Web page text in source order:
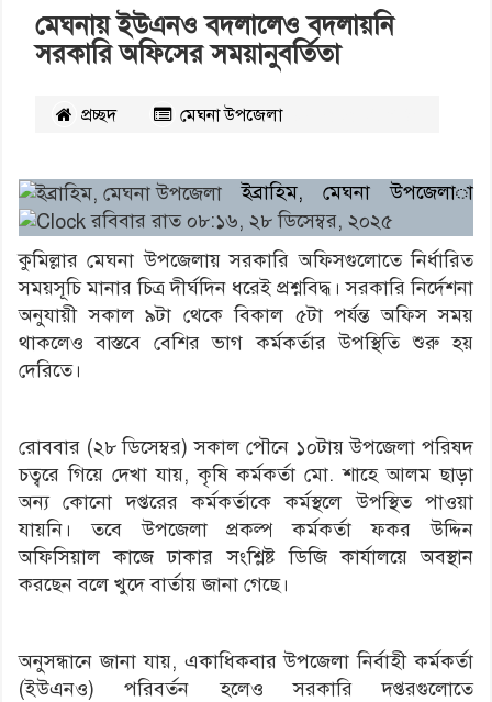
মেঘনায় ইউএনও বদলালেও বদলায়নি
সরকারি অফিসের সময়ানুবর্তিতা
প্রচ্ছদ মেঘনা উপজেলা
ইব্রাহিম, মেঘনা উপজেলা
রবিবার রাত ০৮:১৬, ২৮ ডিসেম্বর, ২০২৫
কুমিল্লার মেঘনা উপজেলায় সরকারি অফিসগুলোতে নির্ধারিত
সময়সূচি মানার চিত্র দীর্ঘদিন ধরেই প্রশ্নবিদ্ধ। সরকারি নির্দেশনা
অনুযায়ী সকাল ৯টা থেকে বিকাল ৫টা পর্যন্ত অফিস সময়
থাকলেও বাস্তবে বেশির ভাগ কর্মকর্তার উপস্থিতি শুরু হয়
দেরিতে।
রোববার (২৮ ডিসেম্বর) সকাল পৌনে ১০টায় উপজেলা পরিষদ
চত্বরে গিয়ে দেখা যায়, কৃষি কর্মকর্তা মো. শাহে আলম ছাড়া
অন্য কোনো দপ্তরের কর্মকর্তাকে কর্মস্থলে উপস্থিত পাওয়া
যায়নি। তবে উপজেলা প্রকল্প কর্মকর্তা ফকর উদ্দিন
অফিসিয়াল কাজে ঢাকার সংশ্লিষ্ট ডিজি কার্যালয়ে অবস্থান
করছেন বলে খুদে বার্তায় জানা গেছে।
অনুসন্ধানে জানা যায়, একাধিকবার উপজেলা নির্বাহী কর্মকর্তা
(ইউএনও) পরিবর্তন হলেও সরকারি দপ্তরগুলোতে